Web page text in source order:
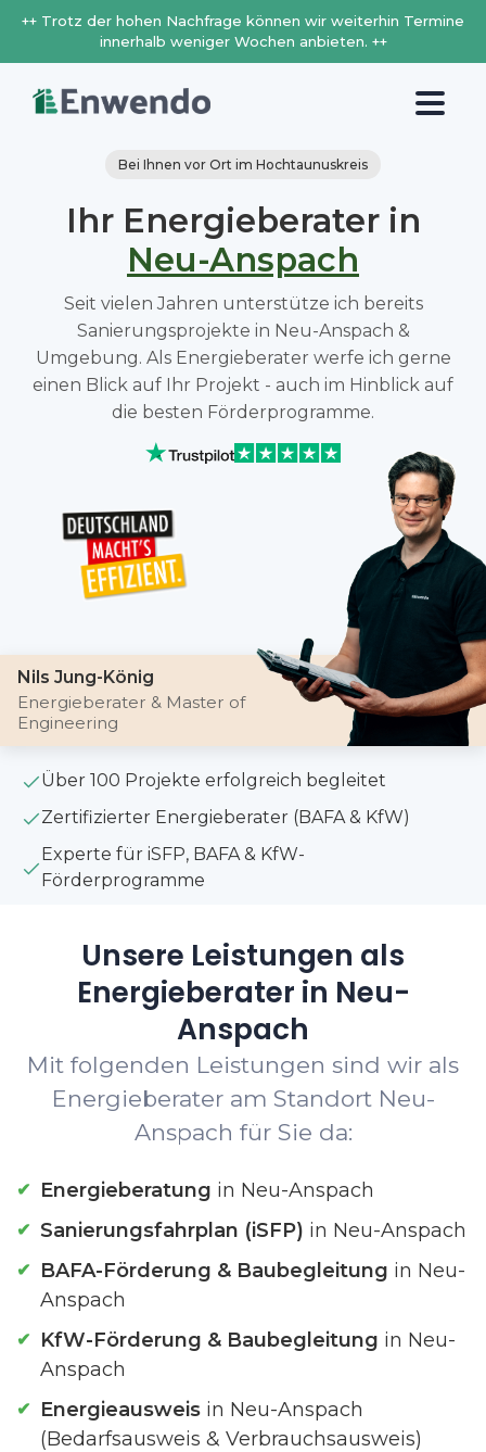
++ Trotz der hohen Nachfrage können wir weiterhin Termine
innerhalb weniger Wochen anbieten. ++
Bei Ihnen vor Ort im Hochtaunuskreis
Ihr Energieberater in
Neu-Anspach
Seit vielen Jahren unterstütze ich bereits
Sanierungsprojekte in Neu-Anspach &
Umgebung. Als Energieberater werfe ich gerne
einen Blick auf Ihr Projekt - auch im Hinblick auf
die besten Förderprogramme.
Nils Jung-König
Energieberater & Master of
Engineering
Über 100 Projekte erfolgreich begleitet
Zertifizierter Energieberater (BAFA & KfW)
Experte für iSFP, BAFA & KfW-
Förderprogramme
Unsere Leistungen als
Energieberater in Neu-
Anspach
Mit folgenden Leistungen sind wir als
Energieberater am Standort Neu-
Anspach für Sie da:
Energieberatung in Neu-Anspach
Sanierungsfahrplan (iSFP) in Neu-Anspach
BAFA-Förderung & Baubegleitung in Neu-
Anspach
KfW-Förderung & Baubegleitung in Neu-
Anspach
Energieausweis in Neu-Anspach
(Bedarfsausweis & Verbrauchsausweis)